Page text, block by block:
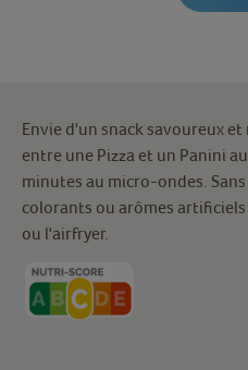
Envie d'un snack savoureux
entre une Pizza et un Panini
minutes au micro-ondes.
colorants ou arômes
ou l'airfryer.